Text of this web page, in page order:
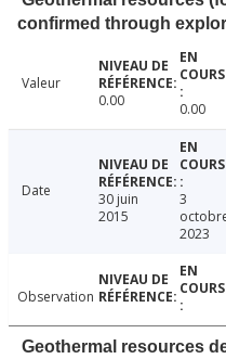
confirmed through
Valeur
0.00
0.00
Date
30 juin
2015
3
2023
Observation
Geothermal resources